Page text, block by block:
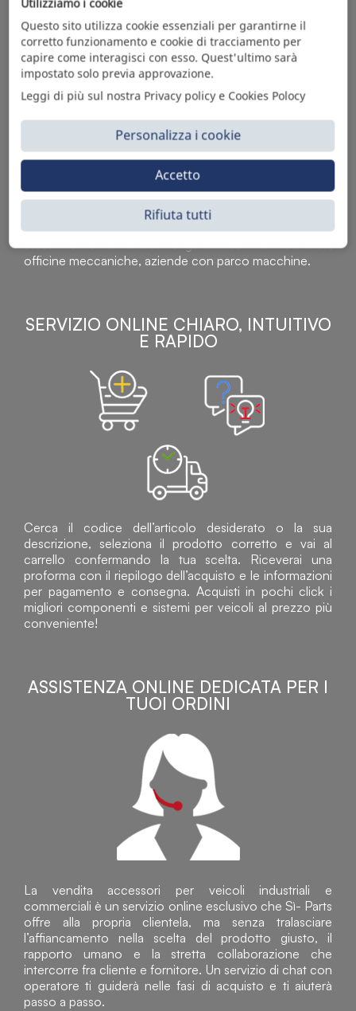
Sì Parts S.r.l. è leader nella distribuzione e vendita di
accessori per veicoli off-highway. Riconosciuto in tutto
il mondo per l’elevato standard qualitativo dei prodotti a
catalogo, attraverso la vendita B2B del ricco
assortimento di articoli originali rivolti a ricambisti,
officine meccaniche, aziende con parco macchine.
SERVIZIO ONLINE CHIARO, INTUITIVO
E RAPIDO
Cerca il codice dell’articolo desiderato o la sua
descrizione, seleziona il prodotto corretto e vai al
carrello confermando la tua scelta. Riceverai una
proforma con il riepilogo dell’acquisto e le informazioni
per pagamento e consegna. Acquisti in pochi click i
migliori componenti e sistemi per veicoli al prezzo più
conveniente!
ASSISTENZA ONLINE DEDICATA PER I
TUOI ORDINI
La vendita accessori per veicoli industriali e
commerciali è un servizio online esclusivo che Sì- Parts
offre alla propria clientela, ma senza tralasciare
l’affiancamento nella scelta del prodotto giusto, il
rapporto umano e la stretta collaborazione che
intercorre fra cliente e fornitore. Un servizio di chat con
operatore ti guiderà nelle fasi di acquisto e ti aiuterà
passo a passo.
Questo sito utilizza cookie essenziali per garantirne il
corretto funzionamento e cookie di tracciamento per
capire come interagisci con esso. Quest'ultimo sarà
impostato solo previa approvazione.
Leggi di più sul nostra Privacy policy e Cookies Polocy
Personalizza i cookie
Rifiuta tutti
Accetto